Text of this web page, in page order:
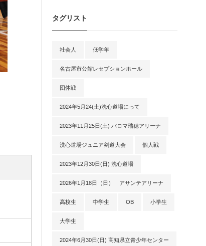
タグリスト
社会人 低学年
名古屋市公館レセプションホール
団体戦
2024年5月24(土)洗心道場にって
2023年11月25日(土) パロマ瑞穂アリーナ
洗心道場ジュニア剣道大会 個人戦
2023年12月30日(日) 洗心道場
2026年1月18日（日） アサンテアリーナ
高校生 中学生 OB 小学生
大学生
2024年6月30日(日) 高知県立青少年センター